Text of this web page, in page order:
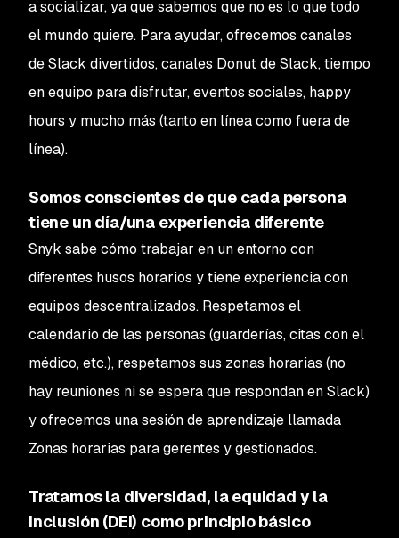
a socializar, ya que sabemos que no es lo que todo
el mundo quiere. Para ayudar, ofrecemos canales
de Slack divertidos, canales Donut de Slack, tiempo
en equipo para disfrutar, eventos sociales, happy
hours y mucho más (tanto en línea como fuera de
línea).
Somos conscientes de que cada persona
tiene un día/una experiencia diferente
Snyk sabe cómo trabajar en un entorno con
diferentes husos horarios y tiene experiencia con
equipos descentralizados. Respetamos el
calendario de las personas (guarderías, citas con el
médico, etc.), respetamos sus zonas horarias (no
hay reuniones ni se espera que respondan en Slack)
y ofrecemos una sesión de aprendizaje llamada
Zonas horarias para gerentes y gestionados.
Tratamos la diversidad, la equidad y la
inclusión (DEI) como principio básico